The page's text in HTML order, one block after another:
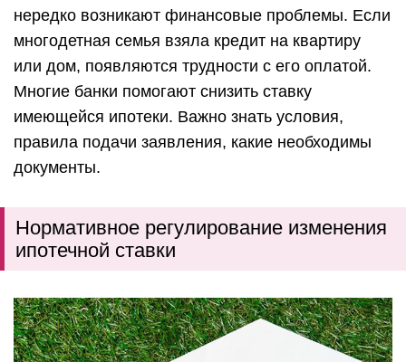
нередко возникают финансовые проблемы. Если
многодетная семья взяла кредит на квартиру
или дом, появляются трудности с его оплатой.
Многие банки помогают снизить ставку
имеющейся ипотеки. Важно знать условия,
правила подачи заявления, какие необходимы
документы.
Нормативное регулирование изменения
ипотечной ставки